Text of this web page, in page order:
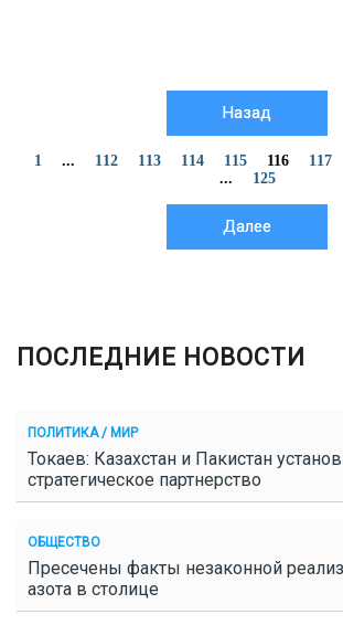
Назад
1 ... 112 113 114 115 116 117
...
125
Далее
ПОСЛЕДНИЕ НОВОСТИ
ПОЛИТИКА / МИР
Токаев: Казахстан и Пакистан
стратегическое партнерство
ОБЩЕСТВО
Пресечены факты незаконной
азота в столице